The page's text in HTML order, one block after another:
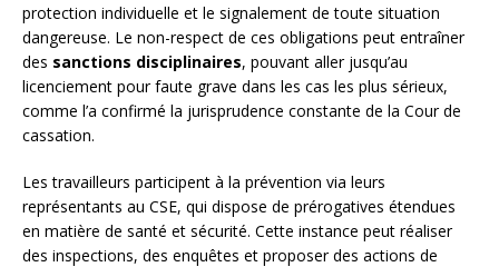
protection individuelle et le signalement de toute situation
dangereuse. Le non-respect de ces obligations peut entraîner
des sanctions disciplinaires, pouvant aller jusqu’au
licenciement pour faute grave dans les cas les plus sérieux,
comme l’a confirmé la jurisprudence constante de la Cour de
cassation.
Les travailleurs participent à la prévention via leurs
représentants au CSE, qui dispose de prérogatives étendues
en matière de santé et sécurité. Cette instance peut réaliser
des inspections, des enquêtes et proposer des actions de